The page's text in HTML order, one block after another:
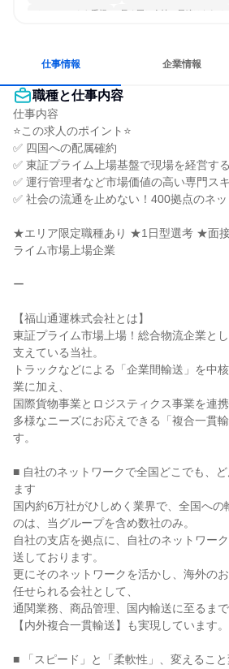
チームワークを重視 長く同じ会社に居続けられる
仕事情報 企業情報
職種と仕事内容
仕事内容
⭐この求人のポイント⭐
✅ 四国への配属確約
✅ 東証プライム上場基盤で現場を経営す
✅ 運行管理者など市場価値の高い専門ス
✅ 社会の流通を止めない！400拠点のネ
★エリア限定職種あり ★1日型選考 ★面
ライム市場上場企業
ー
【福山通運株式会社とは】
東証プライム市場上場！総合物流企業と
支えている当社。
トラックなどによる「企業間輸送」を中
業に加え、
国際貨物事業とロジスティクス事業を連携
多様なニーズにお応えできる「複合一貫
す。
■ 自社のネットワークで全国どこでも、
ます
国内約6万社がひしめく業界で、全国への
のは、当グループを含め数社のみ。
自社の支店を拠点に、自社のネットワー
送しております。
更にそのネットワークを活かし、海外の
任せられる会社として、
通関業務、商品管理、国内輸送に至るまで
【内外複合一貫輸送】も実現しています。
■ 「スピード」と「柔軟性」、変えるこ